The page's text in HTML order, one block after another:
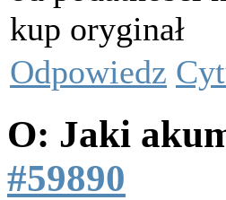
kup oryginał
Odpowiedz
O: Jaki
#59890